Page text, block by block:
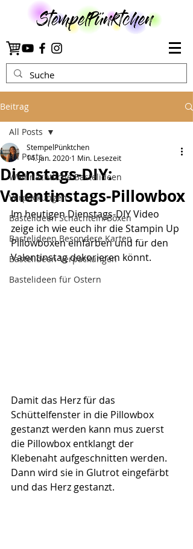
Beitrag
All Posts
Weihnachtliche Bastelideen
Verpackungen
Bastelideen Schachteln/Boxen
Bastelideen Besondere Karten
Bastelideen Verpackungen
Bastelideen für Ostern
All Posts
Dienstags-DIY:
Valentinstags-Pillowbox
StempelPünktchen
14. Jan. 2020 1 Min. Lesezeit
Im heutigen Dienstags-DIY Video
zeige ich wie euch ihr die Stampin Up
Pillowboxen einfärben und für den
Valentinstag dekorieren könnt.
Damit das Herz für das
Schüttelfenster in die Pillowbox
gestanzt werden kann mus zuerst
die Pillowbox entklangt der
Klebenaht aufgeschnitten werden.
Dann wird sie in Glutrot eingefärbt
und das Herz gestanzt.